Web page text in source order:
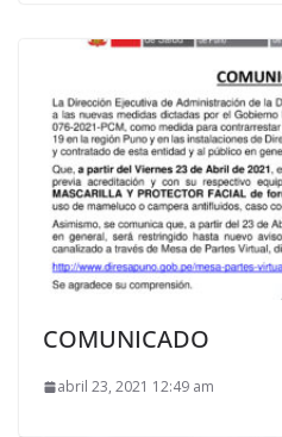
COMUNICADO
abril 23, 2021 12:49 am